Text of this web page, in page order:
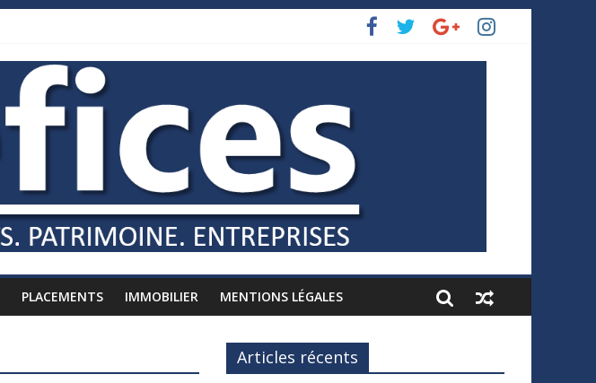
PLACEMENTS IMMOBILIER MENTIONS LÉGALES
Articles récents